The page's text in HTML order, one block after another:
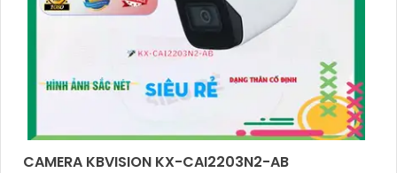
CAMERA KBVISION KX-CAI2203N2-AB